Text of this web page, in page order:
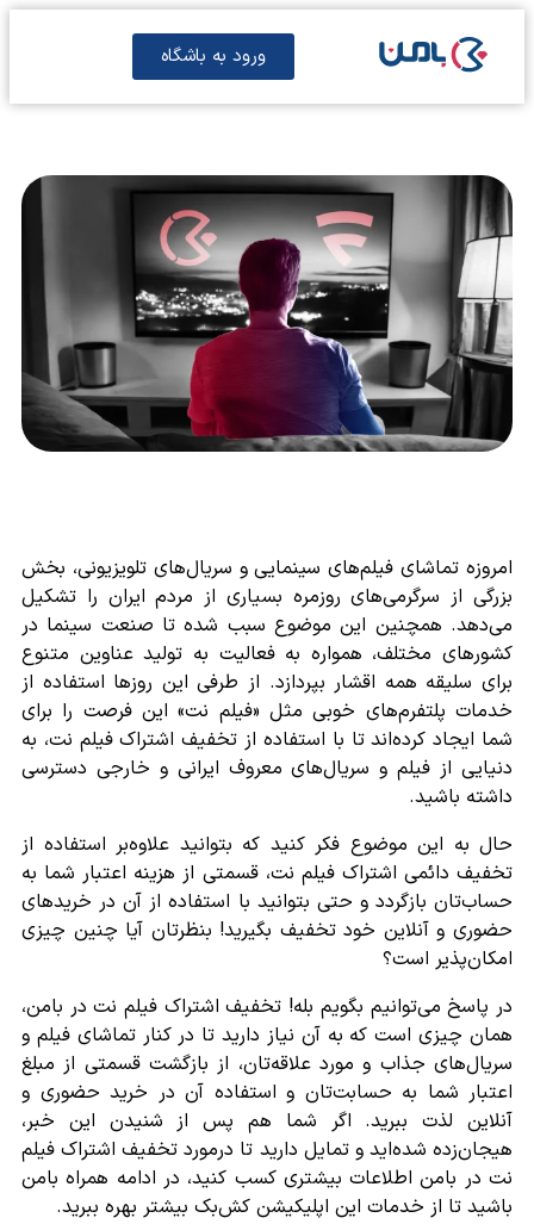
ورود به باشگاه
امروزه تماشای فیلم‌های سینمایی و سریال‌های تلویزیونی، بخش
بزرگی از سرگرمی‌های روزمره بسیاری از مردم ایران را تشکیل
می‌دهد. همچنین این موضوع سبب شده تا صنعت سینما در
کشورهای مختلف، همواره به فعالیت به تولید عناوین متنوع
برای سلیقه همه اقشار بپردازد. از طرفی این روزها استفاده از
خدمات پلتفرم‌های خوبی مثل «فیلم نت» این فرصت را برای
شما ایجاد کرده‌اند تا با استفاده از تخفیف اشتراک فیلم نت، به
دنیایی از فیلم و سریال‌های معروف ایرانی و خارجی دسترسی
داشته باشید.
حال به این موضوع فکر کنید که بتوانید علاوه‌بر استفاده از
تخفیف دا‌ئمی اشتراک فیلم نت، قسمتی از هزینه اعتبار شما به
حساب‌تان بازگردد و حتی بتوانید با استفاده از آن در خریدهای
حضوری و آنلاین خود تخفیف بگیرید! بنظرتان آیا چنین چیزی
امکان‌پذیر است؟
در پاسخ می‌توانیم بگویم بله! تخفیف اشتراک فیلم نت در بامن،
همان چیزی است که به آن نیاز دارید تا در کنار تماشای فیلم و
سریال‌های جذاب و مورد علاقه‌تان، از بازگشت قسمتی از مبلغ
اعتبار شما به حسابت‌تان و استفاده آن در خرید حضوری و
آنلاین لذت ببرید. اگر شما هم پس از شنیدن این خبر،
هیجان‌زده شده‌اید و تمایل دارید تا درمورد تخفیف اشتراک فیلم
نت در بامن اطلاعات بیشتری کسب کنید، در ادامه همراه بامن
باشید تا از خدمات این اپلیکیشن کش‌بک بیشتر بهره ببرید.